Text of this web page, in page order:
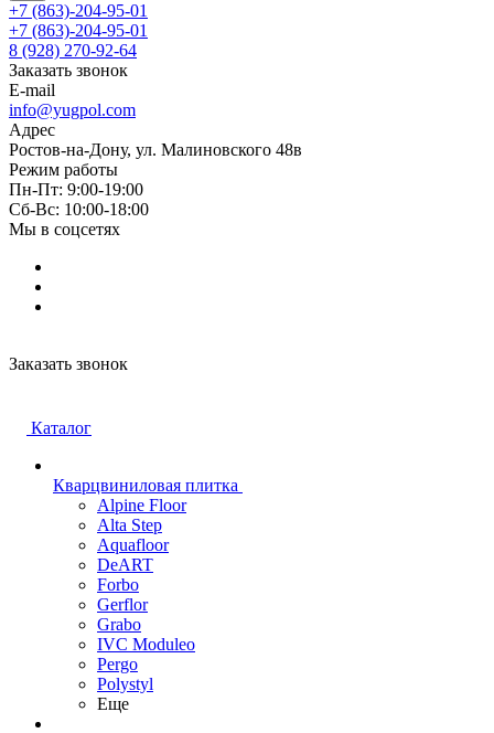
+7 (863)-204-95-01
+7 (863)-204-95-01
8 (928) 270-92-64
Заказать звонок
E-mail
info@yugpol.com
Адрес
Ростов-на-Дону, ул. Малиновского 48в
Режим работы
Пн-Пт: 9:00-19:00
Cб-Вс: 10:00-18:00
Мы в соцсетях
Заказать звонок
Каталог
Кварцвиниловая плитка
Alpine Floor
Alta Step
Aquafloor
DeART
Forbo
Gerflor
Grabo
IVC Moduleo
Pergo
Polystyl
Еще